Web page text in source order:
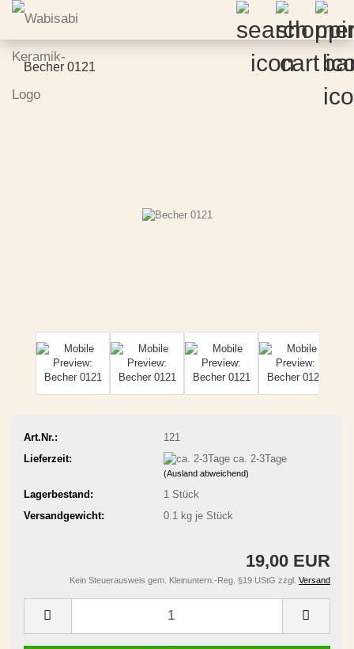
Becher 0121
Art.Nr.:
121
Lieferzeit:
ca. 2-3Tage
(Ausland abweichend)
Lagerbestand: 1 Stück
Versandgewicht:
0.1kg je Stück
19,00 EUR
Kein Steuerausweis gem. Kleinuntern.-Reg. §19 UStG zzgl. Versand